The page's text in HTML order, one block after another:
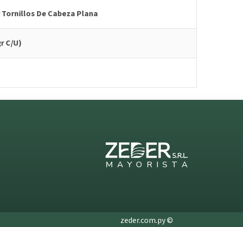
De Cabeza Plana
C/U)
M A Y O R I S T A
zeder.com.py ©